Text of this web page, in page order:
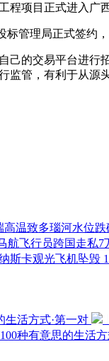
程项目正式进入广
理局正式签约
交易平台进行
管，有利于从源
高温致多瑙河水位
航飞行员跨国走私7
斯卡观光飞机坠毁
生活方式·第一对
种有意思的生活